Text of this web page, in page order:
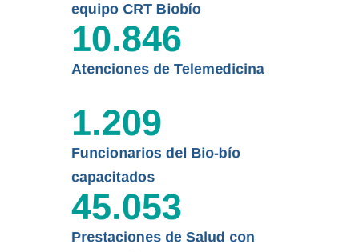
equipo CRT Biobío
Atenciones de Telemedicina
10.846
Funcionarios del Bio-bío
capacitados
1.209
Prestaciones de Salud con
45.053